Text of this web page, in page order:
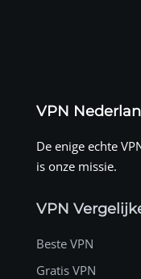
VPN
De enige echte
is onze missie.
VPN
Beste VPN
Gratis VPN